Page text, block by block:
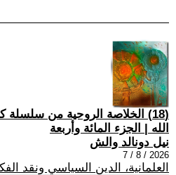
(18) الخلاصة الروحية من
الله | الجزء المائة وأربعة
نيل دونالد والش
2026 / 8 / 7
العلمانية، الدين السياسي ونقد